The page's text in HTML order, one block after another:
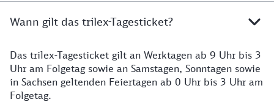
Wann gilt das trilex-Tagesticket?
Das trilex-Tagesticket gilt an Werktagen ab 9 Uhr bis 3
Uhr am Folgetag sowie an Samstagen, Sonntagen sowie
in Sachsen geltenden Feiertagen ab 0 Uhr bis 3 Uhr am
Folgetag.